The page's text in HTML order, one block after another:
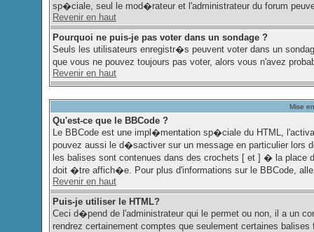
sp�ciale, seul le mod�rateur et l'administrateur du forum
Revenir en haut
Pourquoi ne puis-je pas voter dans un sondage ?
Seuls les utilisateurs enregistr�s peuvent voter dans un
que vous ne pouvez toujours pas voter, alors vous n'avez
Revenir en haut
Mise
Qu'est-ce que le BBCode ?
Le BBCode est une impl�mentation sp�ciale du HTML,
pouvez aussi le d�sactiver sur un message en particulier lors
les balises sont contenues dans des crochets [ et ] � la
doit �tre affich�e. Pour plus d'informations sur le BBCode,
Revenir en haut
Puis-je utiliser le HTML?
Ceci d�pend de l'administrateur qui le permet ou non, il a
rendrez certainement comptes que seulement certaines